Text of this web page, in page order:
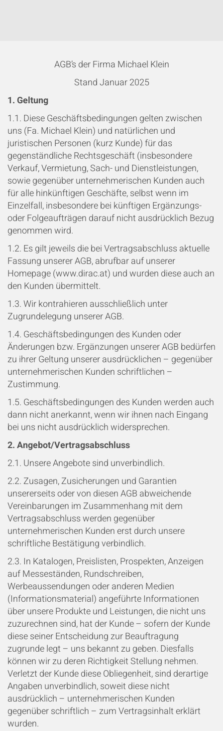
AGB’s der Firma Michael Klein
Stand Januar 2025
1. Geltung
1.1. Diese Geschäftsbedingungen gelten zwischen
uns (Fa. Michael Klein) und natürlichen und
juristischen Personen (kurz Kunde) für das
gegenständliche Rechtsgeschäft (insbesondere
Verkauf, Vermietung, Sach- und Dienstleistungen,
sowie gegenüber unternehmerischen Kunden auch
für alle hinkünftigen Geschäfte, selbst wenn im
Einzelfall, insbesondere bei künftigen Ergänzungs-
oder Folgeaufträgen darauf nicht ausdrücklich Bezug
genommen wird.
1.2. Es gilt jeweils die bei Vertragsabschluss aktuelle
Fassung unserer AGB, abrufbar auf unserer
Homepage (www.dirac.at) und wurden diese auch an
den Kunden übermittelt.
1.3. Wir kontrahieren ausschließlich unter
Zugrundelegung unserer AGB.
1.4. Geschäftsbedingungen des Kunden oder
Änderungen bzw. Ergänzungen unserer AGB bedürfen
zu ihrer Geltung unserer ausdrücklichen – gegenüber
unternehmerischen Kunden schriftlichen –
Zustimmung.
1.5. Geschäftsbedingungen des Kunden werden auch
dann nicht anerkannt, wenn wir ihnen nach Eingang
bei uns nicht ausdrücklich widersprechen.
2. Angebot/Vertragsabschluss
2.1. Unsere Angebote sind unverbindlich.
2.2. Zusagen, Zusicherungen und Garantien
unsererseits oder von diesen AGB abweichende
Vereinbarungen im Zusammenhang mit dem
Vertragsabschluss werden gegenüber
unternehmerischen Kunden erst durch unsere
schriftliche Bestätigung verbindlich.
2.3. In Katalogen, Preislisten, Prospekten, Anzeigen
auf Messeständen, Rundschreiben,
Werbeaussendungen oder anderen Medien
(Informationsmaterial) angeführte Informationen
über unsere Produkte und Leistungen, die nicht uns
zuzurechnen sind, hat der Kunde– sofern der Kunde
diese seiner Entscheidung zur Beauftragung
zugrunde legt – uns bekannt zu geben. Diesfalls
können wir zu deren Richtigkeit Stellung nehmen.
Verletzt der Kunde diese Obliegenheit, sind derartige
Angaben unverbindlich, soweit diese nicht
ausdrücklich – unternehmerischen Kunden
gegenüber schriftlich – zum Vertragsinhalt erklärt
wurden.